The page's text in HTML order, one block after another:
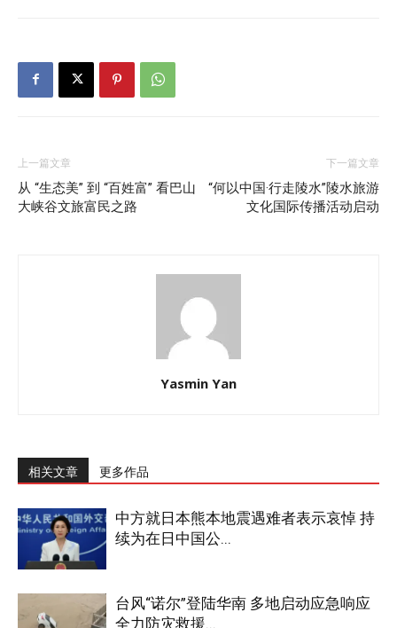
上一篇文章
从 “生态美” 到 “百姓富” 看巴山
大峡谷文旅富民之路
下一篇文章
“何以中国·行走陵水”陵水旅游
文化国际传播活动启动
Yasmin Yan
相关文章 更多作品
中方就日本熊本地震遇难者表示哀悼 持
续为在日中国公...
台风“诺尔”登陆华南 多地启动应急响应
全力防灾救援...